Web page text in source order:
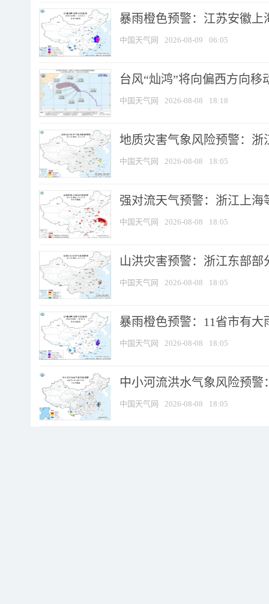
暴雨橙色预警：江苏安徽上
中国天气网 2026-08-09 06:05
台风“灿鸿”将向偏西方向移
中国天气网 2026-08-08 18:18
地质灾害气象风险预警：
中国天气网 2026-08-08 18:05
强对流天气预警：浙江上海
中国天气网 2026-08-08 18:05
山洪灾害预警：浙江东部
中国天气网 2026-08-08 18:05
暴雨橙色预警：11省市有
中国天气网 2026-08-08 18:05
中小河流洪水气象风险预
中国天气网 2026-08-08 18:05